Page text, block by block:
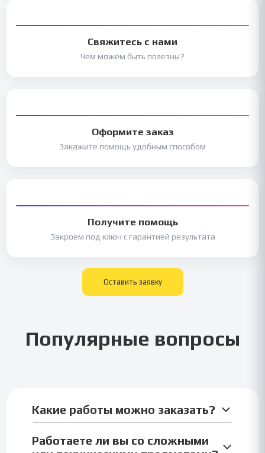
Свяжитесь с нами
Чем можем быть полезны?
Оформите заказ
Закажите помощь удобным способом
Получите помощь
Закроем под ключ с гарантией результата
Оставить заявку
Популярные вопросы
Какие работы можно заказать?
Можно заказать любые студенческие работы:
Работаете ли вы со сложными